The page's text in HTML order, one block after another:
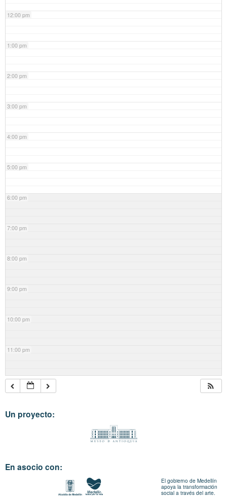
12:00 pm
1:00 pm
2:00 pm
3:00 pm
4:00 pm
5:00 pm
6:00 pm
7:00 pm
8:00 pm
9:00 pm
10:00 pm
11:00 pm
Un proyecto:
En asocio con:
El gobierno de Medellín
apoya la transformación
social a través del arte.